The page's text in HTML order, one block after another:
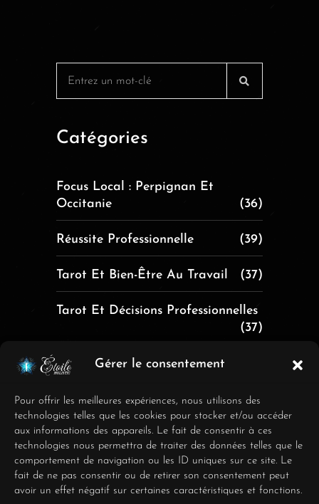
Gérer le consentement
Pour offrir les meilleures expériences, nous utilisons des
technologies telles que les cookies pour stocker et/ou accéder
aux informations des appareils. Le fait de consentir à ces
technologies nous permettra de traiter des données telles que le
comportement de navigation ou les ID uniques sur ce site. Le
fait de ne pas consentir ou de retirer son consentement peut
avoir un effet négatif sur certaines caractéristiques et fonctions.
Catégories
Focus Local : Perpignan Et
Occitanie
(36)
Réussite Professionnelle (39)
Tarot Et Bien-Être Au Travail (37)
Tarot Et Décisions Professionnelles
(37)
Tarot Et Équilibre De Vie
Articles récents
Votre Boss Vous Micromanage ? Le
Tirage du Cavalier de Deniers
pour Regagner Votre Autonomie